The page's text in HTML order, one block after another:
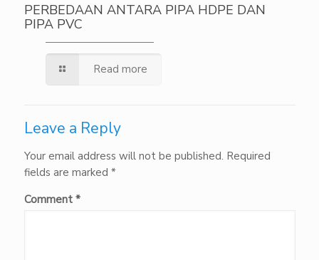
PERBEDAAN ANTARA PIPA HDPE DAN
PIPA PVC
Read more
Leave a Reply
Your email address will not be published. Required
fields are marked *
Comment *